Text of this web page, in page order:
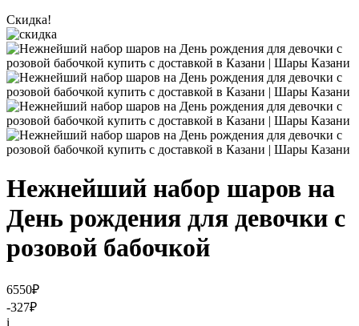
Скидка!
Нежнейший набор шаров на
День рождения для девочки с
розовой бабочкой
6550₽
-327₽
i